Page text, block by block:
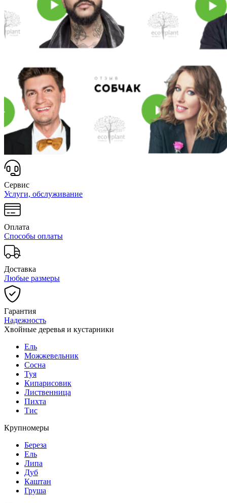
Сервис
Услуги, обслуживание
Оплата
Способы оплаты
Доставка
Любые размеры
Гарантия
Надежность
Хвойные деревья и кустарники
Ель
Можжевельник
Сосна
Туя
Кипарисовик
Лиственница
Пихта
Тис
Крупномеры
Береза
Ель
Липа
Дуб
Каштан
Груша